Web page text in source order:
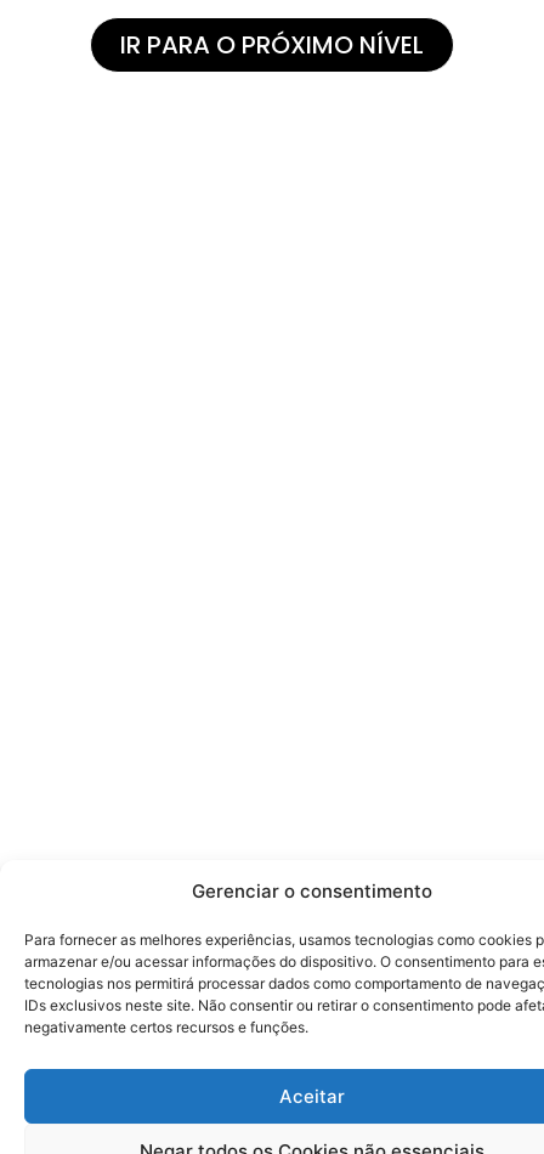
Gerenciar o consentimento
Para fornecer as melhores experiências, usamos tecnologias como cookies
armazenar e/ou acessar informações do dispositivo. O consentimento para
tecnologias nos permitirá processar dados como comportamento de
IDs exclusivos neste site. Não consentir ou retirar o consentimento pode
negativamente certos recursos e funções.
Aceitar
IR PARA O PRÓXIMO NÍVEL